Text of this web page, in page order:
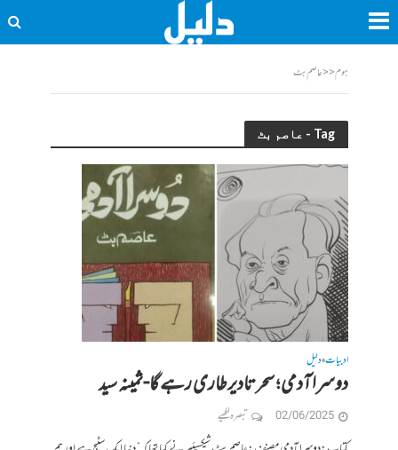
ہوم<<عاصم بٹ
Tag - عاصم بٹ
ادبیات•دلیل
دوسرا آدمی؛ سحر تادیرطاری رہے گا-ثمینہ سید
02/06/2025 تبصرہ لکھیے